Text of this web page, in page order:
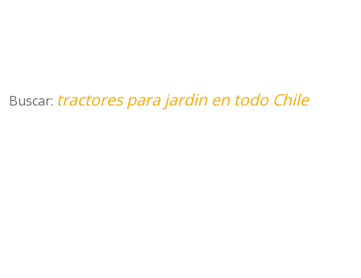
Buscar: tractores para jardin en todo Chile